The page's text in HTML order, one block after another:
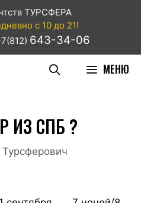
ТУРСФЕРА
с 10 до 21!
643-34-06
МЕНЮ
ИЗ СПБ ?